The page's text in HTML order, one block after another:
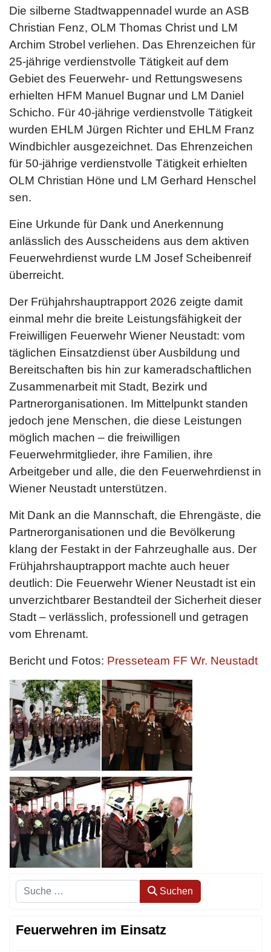
Die silberne Stadtwappennadel wurde an ASB
Christian Fenz, OLM Thomas Christ und LM
Archim Strobel verliehen. Das Ehrenzeichen für
25-jährige verdienstvolle Tätigkeit auf dem
Gebiet des Feuerwehr- und Rettungswesens
erhielten HFM Manuel Bugnar und LM Daniel
Schicho. Für 40-jährige verdienstvolle Tätigkeit
wurden EHLM Jürgen Richter und EHLM Franz
Windbichler ausgezeichnet. Das Ehrenzeichen
für 50-jährige verdienstvolle Tätigkeit erhielten
OLM Christian Höne und LM Gerhard Henschel
sen.
Eine Urkunde für Dank und Anerkennung
anlässlich des Ausscheidens aus dem aktiven
Feuerwehrdienst wurde LM Josef Scheibenreif
überreicht.
Der Frühjahrshauptrapport 2026 zeigte damit
einmal mehr die breite Leistungsfähigkeit der
Freiwilligen Feuerwehr Wiener Neustadt: vom
täglichen Einsatzdienst über Ausbildung und
Bereitschaften bis hin zur kameradschaftlichen
Zusammenarbeit mit Stadt, Bezirk und
Partnerorganisationen. Im Mittelpunkt standen
jedoch jene Menschen, die diese Leistungen
möglich machen – die freiwilligen
Feuerwehrmitglieder, ihre Familien, ihre
Arbeitgeber und alle, die den Feuerwehrdienst in
Wiener Neustadt unterstützen.
Mit Dank an die Mannschaft, die Ehrengäste, die
Partnerorganisationen und die Bevölkerung
klang der Festakt in der Fahrzeughalle aus. Der
Frühjahrshauptrapport machte auch heuer
deutlich: Die Feuerwehr Wiener Neustadt ist ein
unverzichtbarer Bestandteil der Sicherheit dieser
Stadt – verlässlich, professionell und getragen
vom Ehrenamt.
Bericht und Fotos: Presseteam FF Wr. Neustadt
Suchen Suchen
Feuerwehren im Einsatz